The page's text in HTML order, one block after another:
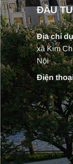
ĐẦU
Địa chỉ
xã Kim
Nội
Điện